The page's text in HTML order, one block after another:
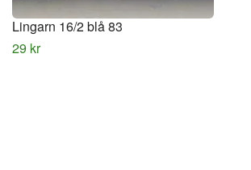
Lingarn 16/2 blå 83
29 kr